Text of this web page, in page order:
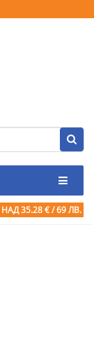
НАД 35.28 € / 69 ЛВ.